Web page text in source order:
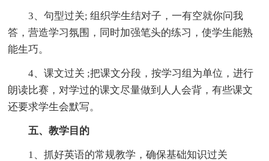
3、句型过关; 组织学生结对子，一有空就你问我
答，营造学习氛围，同时加强笔头的练习，使学生能熟
能生巧。
4、课文过关 ;把课文分段，按学习组为单位，进行
朗读比赛，对学过的课文尽量做到人人会背，有些课文
还要求学生会默写。
五、教学目的
1、抓好英语的常规教学，确保基础知识过关